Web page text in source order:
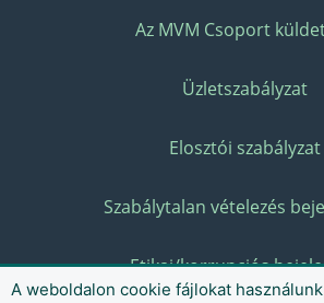
Az MVM Csoport
Üzletszabályzat
Elosztói szabályzat
Szabálytalan vételezés
Etikai/korrupciós
A weboldalon cookie fájlokat